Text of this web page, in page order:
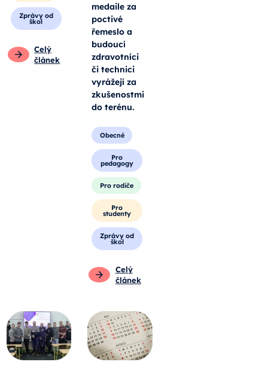
Zprávy od
škol
Celý
článek
medaile za
poctivé
řemeslo a
budoucí
zdravotníci
či technici
vyrážejí za
zkušenostmi
do terénu.
Obecné
Pro
pedagogy
Pro rodiče
Pro
studenty
Zprávy od
škol
Celý
článek